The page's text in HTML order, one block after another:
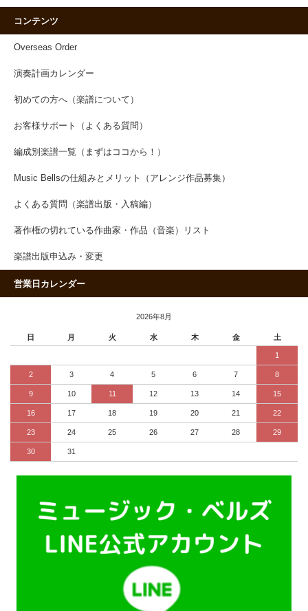
コンテンツ
Overseas Order
演奏計画カレンダー
初めての方へ（楽譜について）
お客様サポート（よくある質問）
編成別楽譜一覧（まずはココから！）
Music Bellsの仕組みとメリット（アレンジ作品募集）
よくある質問（楽譜出版・入稿編）
著作権の切れている作曲家・作品（音楽）リスト
楽譜出版申込み・変更
営業日カレンダー
2026年8月
日 月 火 水 木 金 土
1
2 3 4 5 6 7 8
9 10 11 12 13 14 15
16 17 18 19 20 21 22
23 24 25 26 27 28 29
30 31